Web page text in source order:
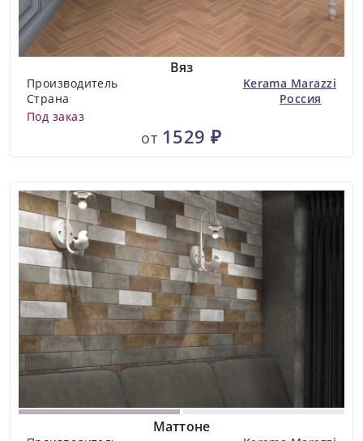
Вяз
Производитель
Kerama Marazzi
Страна
Россия
Под заказ
от 1529 ₽
Маттоне